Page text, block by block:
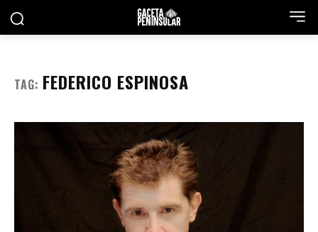
TAG: FEDERICO ESPINOSA